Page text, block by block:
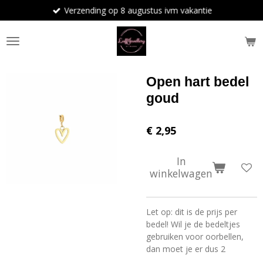
direct
naar
de
Verzending op 8 augustus ivm vakantie
Open hart bedel
goud
€ 2,95
In
winkelwagen
Let op: dit is de prijs per
bedel! Wil je de bedeltjes
gebruiken voor oorbellen,
dan moet je er dus 2